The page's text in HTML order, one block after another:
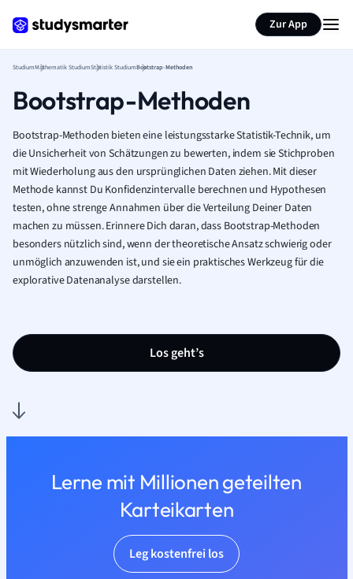
Zur App
StudiumMathematik StudiumStatistik StudiumBootstrap-Methoden
Bootstrap-Methoden
Bootstrap-Methoden bieten eine leistungsstarke Statistik-Technik, um
die Unsicherheit von Schätzungen zu bewerten, indem sie Stichproben
mit Wiederholung aus den ursprünglichen Daten ziehen. Mit dieser
Methode kannst Du Konfidenzintervalle berechnen und Hypothesen
testen, ohne strenge Annahmen über die Verteilung Deiner Daten
machen zu müssen. Erinnere Dich daran, dass Bootstrap-Methoden
besonders nützlich sind, wenn der theoretische Ansatz schwierig oder
unmöglich anzuwenden ist, und sie ein praktisches Werkzeug für die
explorative Datenanalyse darstellen.
Los geht’s
Lerne mit Millionen geteilten
Karteikarten
Leg kostenfrei los